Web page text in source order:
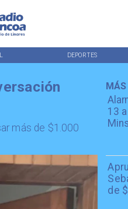
DEPORTES
13
de
más de $1.000